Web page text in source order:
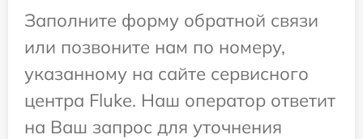
Заполните форму обратной связи
или позвоните нам по номеру,
указанному на сайте сервисного
центра Fluke. Наш оператор ответит
на Ваш запрос для уточнения